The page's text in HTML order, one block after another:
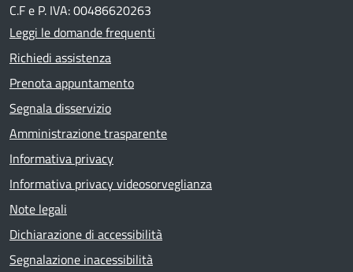
C.F e P. IVA: 00486620263
Leggi le domande frequenti
Richiedi assistenza
Prenota appuntamento
Segnala disservizio
Amministrazione trasparente
Informativa privacy
Informativa privacy videosorveglianza
Note legali
Dichiarazione di accessibilità
Segnalazione inacessibilità